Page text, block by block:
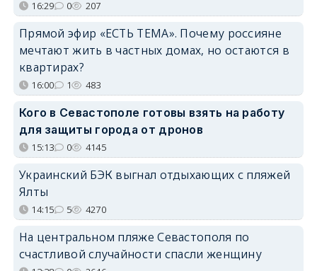
16:29 0 207
Прямой эфир «ЕСТЬ ТЕМА». Почему россияне
мечтают жить в частных домах, но остаются в
квартирах?
16:00 1 483
Кого в Севастополе готовы взять на работу
для защиты города от дронов
15:13 0 4145
Украинский БЭК выгнал отдыхающих с пляжей
Ялты
14:15 5 4270
На центральном пляже Севастополя по
счастливой случайности спасли женщину